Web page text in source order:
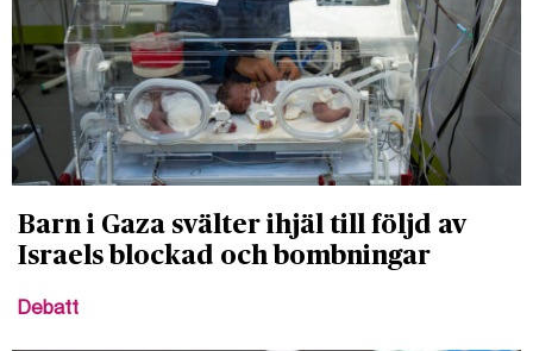
Barn i Gaza svälter ihjäl till följd av
Israels blockad och bombningar
Debatt